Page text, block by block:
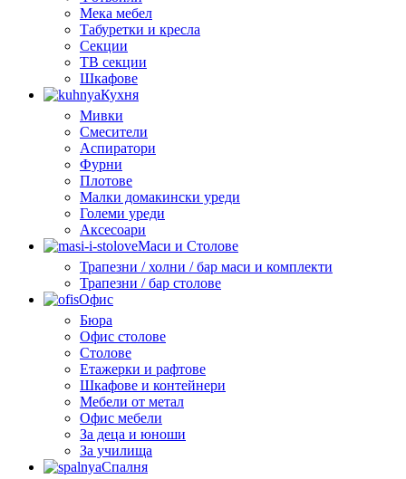
Мека мебел
Табуретки и кресла
Секции
ТВ секции
Шкафове
Кухня
Мивки
Смесители
Аспиратори
Фурни
Плотове
Малки домакински уреди
Големи уреди
Аксесоари
Маси и Столове
Трапезни / холни / бар маси и комплекти
Трапезни / бар столове
Офис
Бюра
Офис столове
Столове
Етажерки и рафтове
Шкафове и контейнери
Мебели от метал
Офис мебели
За деца и юноши
За училища
Спалня